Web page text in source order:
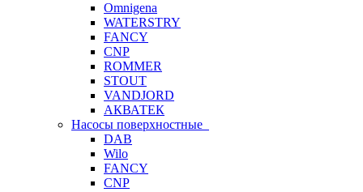
Omnigena
WATERSTRY
FANCY
CNP
ROMMER
STOUT
VANDJORD
АКВАТЕК
Насосы поверхностные
DAB
Wilo
FANCY
CNP